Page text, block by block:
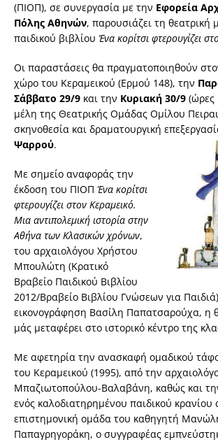
(ΠΙΟΠ), σε συνεργασία με την Εφορεία
Πόλης Αθηνών, παρουσιάζει τη θεατρική
παιδικού βιβλίου Ένα κορίτσι φτερουγίζει
Οι παραστάσεις θα πραγματοποιηθούν
χώρο του Κεραμεικού (Ερμού 148), την
Σάββατο 29/9 και την Κυριακή 30/9 (ώρες
μέλη της Θεατρικής Ομάδας Ομίλου
σκηνοθεσία και δραματουργική
Ψαρρού.
Με σημείο αναφοράς την
έκδοση του ΠΙΟΠ Ένα κορίτσι
φτερουγίζει στον Κεραμεικό.
Μια αντιπολεμική ιστορία στην
Αθήνα των Κλασικών χρόνων,
του αρχαιολόγου Χρήστου
Μπουλώτη (Κρατικό
Βραβείο Παιδικού Βιβλίου
2012/Βραβείο Βιβλίου Γνώσεων για
εικονογράφηση Βασίλη Παπατσαρούχα, η
μάς μεταφέρει στο ιστορικό κέντρο της
Με αφετηρία την ανασκαφή ομαδικού
του Κεραμεικού (1995), από την
Μπαζιωτοπούλου-Βαλαβάνη, καθώς και
ενός καλοδιατηρημένου παιδικού κρανίου
επιστημονική ομάδα του καθηγητή
Παπαγρηγοράκη, ο συγγραφέας